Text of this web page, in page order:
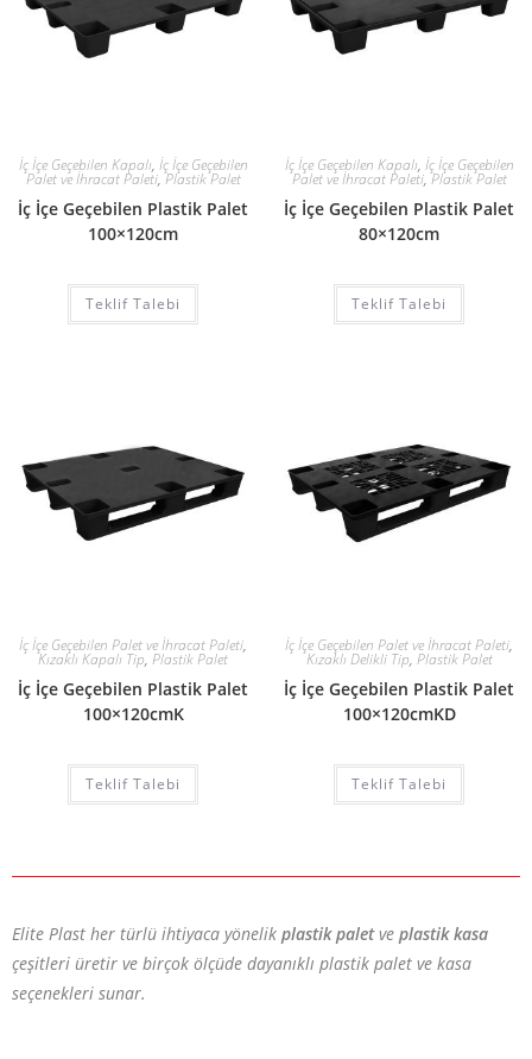
İç İçe Geçebilen Kapalı, İç İçe Geçebilen
Palet ve İhracat Paleti,Plastik Palet
İç İçe Geçebilen Plastik Palet
100×120cm
Teklif Talebi
İç İçe Geçebilen Kapalı, İç İçe Geçebilen
Palet ve İhracat Paleti,Plastik Palet
İç İçe Geçebilen Plastik Palet
80×120cm
Teklif Talebi
İç İçe Geçebilen Palet ve İhracat Paleti,
Kızaklı Kapalı Tip, Plastik Palet
İç İçe Geçebilen Plastik Palet
100×120cmK
Teklif Talebi
İç İçe Geçebilen Palet ve İhracat Paleti,
Kızaklı Delikli Tip, Plastik Palet
İç İçe Geçebilen Plastik Palet
100×120cmKD
Teklif Talebi
Elite Plast her türlü ihtiyaca yönelik plastik paletve plastik kasa
çeşitleri üretir ve birçok ölçüde dayanıklı plastik palet ve kasa
seçenekleri sunar.